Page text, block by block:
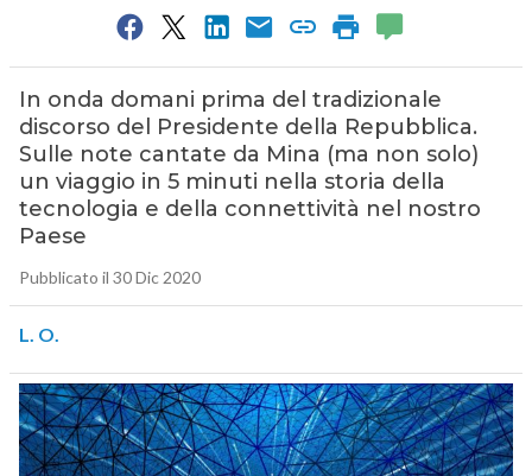
In onda domani prima del tradizionale
discorso del Presidente della Repubblica.
Sulle note cantate da Mina (ma non solo)
un viaggio in 5 minuti nella storia della
tecnologia e della connettività nel nostro
Paese
Pubblicato il 30 Dic 2020
L. O.